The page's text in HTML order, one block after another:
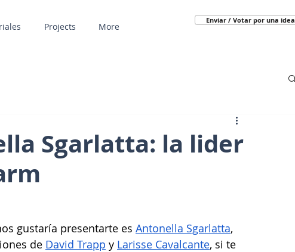
Projects More
Enviar / Votar por una idea
Sgarlatta: la lider
gustaría presentarte es Antonella Sgarlatta,
de David Trapp y Larisse Cavalcante, si te